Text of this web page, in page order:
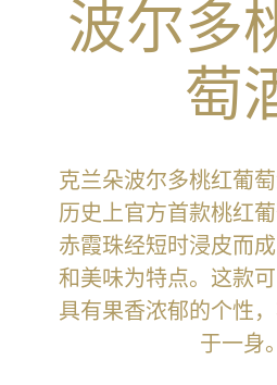
波尔多
萄
克兰朵波尔多桃红葡
历史上官方首款桃红
赤霞珠经短时浸皮而
和美味为特点。这款
具有果香浓郁的个性
于一身。